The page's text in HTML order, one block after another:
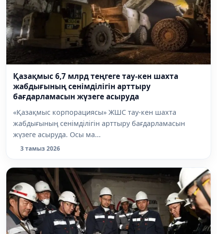
Қазақмыс 6,7 млрд теңгеге тау-кен шахта
жабдығының сенімділігін арттыру
бағдарламасын жүзеге асыруда
«Қазақмыс корпорациясы» ЖШС тау-кен шахта
жабдығының сенімділігін арттыру бағдарламасын
жүзеге асыруда. Осы ма...
3 тамыз 2026